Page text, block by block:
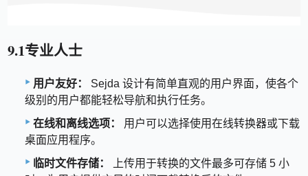
9.1专业人士
用户友好：
Sejda 设计有简单直观的用户界面，使各个
级别的用户都能轻松导航和执行任务。
在线和离线选项：
用户可以选择使用在线转换器或下载
桌面应用程序。
临时文件存储：
上传用于转换的文件最多可存储 5 小